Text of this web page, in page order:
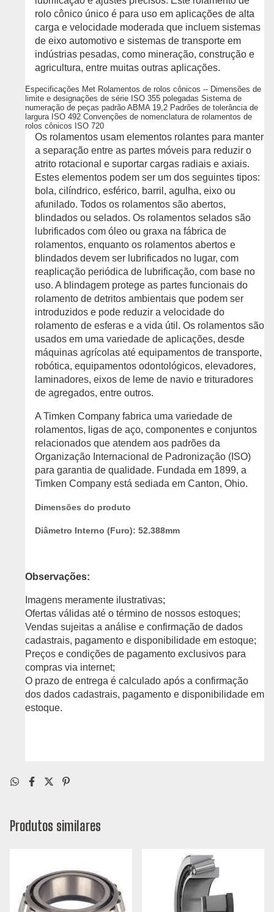
rolo cônico único é para uso em aplicações de alta
carga e velocidade moderada que incluem sistemas
de eixo automotivo e sistemas de transporte em
indústrias pesadas, como mineração, construção e
agricultura, entre muitas outras aplicações.
Especificações Met Rolamentos de rolos cônicos -- Dimensões de
limite e designações de série ISO 355 polegadas Sistema de
numeração de peças padrão ABMA 19,2 Padrões de tolerância de
largura ISO 492 Convenções de nomenclatura de rolamentos de
rolos cônicos ISO 720
Os rolamentos usam elementos rolantes para manter
a separação entre as partes móveis para reduzir o
atrito rotacional e suportar cargas radiais e axiais.
Estes elementos podem ser um dos seguintes tipos:
bola, cilíndrico, esférico, barril, agulha, eixo ou
afunilado. Todos os rolamentos são abertos,
blindados ou selados. Os rolamentos selados são
lubrificados com óleo ou graxa na fábrica de
rolamentos, enquanto os rolamentos abertos e
blindados devem ser lubrificados no lugar, com
reaplicação periódica de lubrificação, com base no
uso. A blindagem protege as partes funcionais do
rolamento de detritos ambientais que podem ser
introduzidos e pode reduzir a velocidade do
rolamento de esferas e a vida útil. Os rolamentos são
usados em uma variedade de aplicações, desde
máquinas agrícolas até equipamentos de transporte,
robótica, equipamentos odontológicos, elevadores,
laminadores, eixos de leme de navio e trituradores
de agregados, entre outros.
A Timken Company fabrica uma variedade de
rolamentos, ligas de aço, componentes e conjuntos
relacionados que atendem aos padrões da
Organização Internacional de Padronização (ISO)
para garantia de qualidade. Fundada em 1899, a
Timken Company está sediada em Canton, Ohio.
Dimensões do produto
Diâmetro Interno (Furo): 52.388mm
Observações:
Imagens meramente ilustrativas;
Ofertas válidas até o término de nossos estoques;
Vendas sujeitas a análise e confirmação de dados
cadastrais, pagamento e disponibilidade em estoque;
Preços e condições de pagamento exclusivos para
compras via internet;
O prazo de entrega é calculado após a confirmação
dos dados cadastrais, pagamento e disponibilidade em
estoque.
Produtos similares